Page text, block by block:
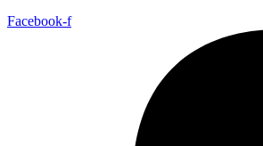
Facebook-f